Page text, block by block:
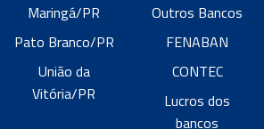
Maringá/PR
Pato Branco/PR
União da
Vitória/PR
Outros Bancos
FENABAN
CONTEC
Lucros dos
bancos